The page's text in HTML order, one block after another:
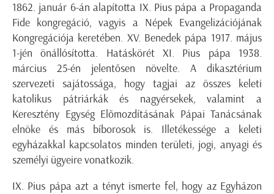
1862. január 6-án alapította IX. Pius pápa a Propaganda
Fide kongregáció, vagyis a Népek Evangelizációjának
Kongregációja keretében. XV. Benedek pápa 1917. május
1-jén önállósította. Hatáskörét XI. Pius pápa 1938.
március 25-én jelentősen növelte. A dikasztérium
szervezeti sajátossága, hogy tagjai az összes keleti
katolikus pátriárkák és nagyérsekek, valamint a
Keresztény Egység Előmozdításának Pápai Tanácsának
elnöke és más bíborosok is. Illetékessége a keleti
egyházakkal kapcsolatos minden területi, jogi, anyagi és
személyi ügyeire vonatkozik.
IX. Pius pápa azt a tényt ismerte fel, hogy az Egyházon